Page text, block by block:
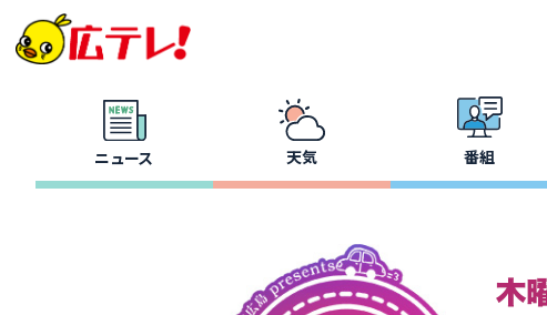
ニュース 天気 番組